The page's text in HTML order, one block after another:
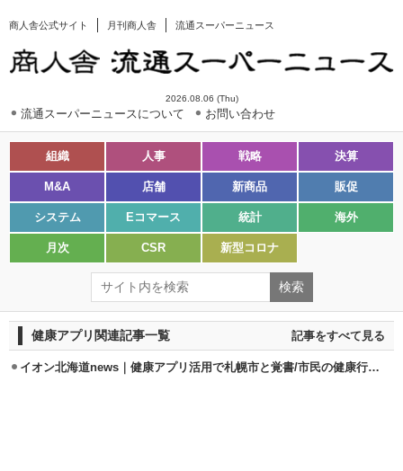
商人舎公式サイト 月刊商人舎 流通スーパーニュース
2026.08.06 (Thu)
流通スーパーニュースについて お問い合わせ
組織 人事 戦略 決算
M&A 店舗 新商品 販促
システム Eコマース 統計 海外
月次 CSR 新型コロナ
健康アプリ関連記事一覧 記事をすべて見る
イオン北海道news｜健康アプリ活用で札幌市と覚書/市民の健康行動を支援